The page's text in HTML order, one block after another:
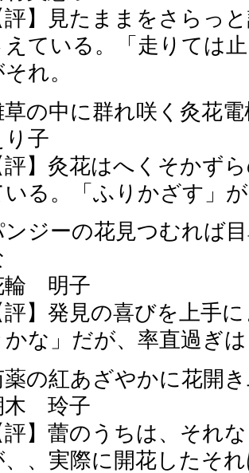
評】見たままをさらっ
えている。「走りては
れ。
草の中に群れ咲く灸
り子
評】灸花はへくそかず
いる。「ふりかざす」
ンジーの花見つむれば
輪 明子
評】発見の喜びを上手
かな」だが、率直過ぎ
薬の紅あざやかに花
木 玲子
評】蕾のうちは、それ
、、実際に開花したそ